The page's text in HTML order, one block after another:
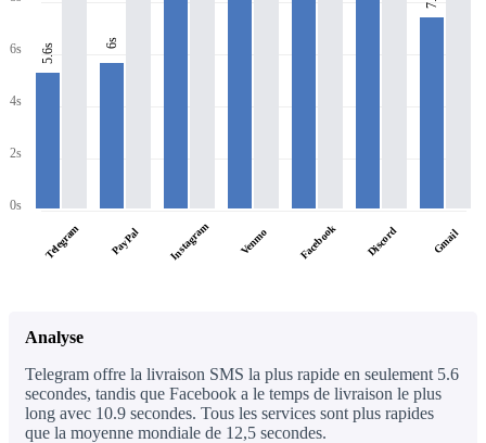
6s
4s
2s
0s
5.6s
Telegram
6s
PayPal Instagram Venmo Facebook Discord Gmail
Analyse
Telegram offre la livraison SMS la plus rapide en seulement 5.6
secondes, tandis que Facebook a le temps de livraison le plus
long avec 10.9 secondes. Tous les services sont plus rapides
que la moyenne mondiale de 12,5 secondes.